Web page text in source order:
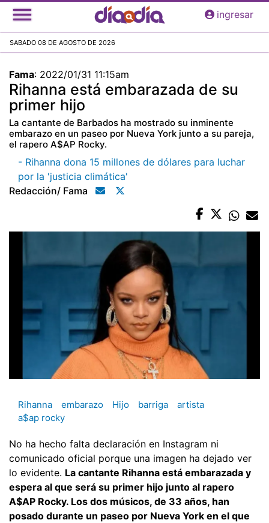
Pasar
al
principal
ingresar
SABADO 08 DE AGOSTO DE 2026
Fama: 2022/01/31 11:15am
Rihanna está embarazada de su
primer hijo
La cantante de Barbados ha mostrado su inminente
embarazo en un paseo por Nueva York junto a su pareja,
el rapero A$AP Rocky.
- Rihanna dona 15 millones de dólares para luchar
por la 'justicia climática'
Redacción/ Fama
Rihanna embarazo Hijo barriga
artista
a$ap rocky
No ha hecho falta declaración en Instagram ni
comunicado oficial porque una imagen ha dejado ver
lo evidente. La cantante Rihanna está embarazada y
espera al que será su primer hijo junto al rapero
A$AP Rocky. Los dos músicos, de 33 años, han
posado durante un paseo por Nueva York en el que